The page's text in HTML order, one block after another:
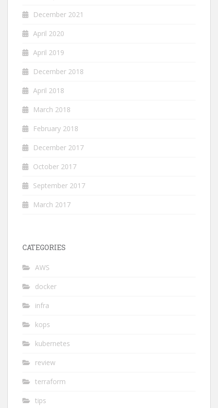
December 2021
April 2020
April 2019
December 2018
April 2018
March 2018
February 2018
December 2017
October 2017
September 2017
March 2017
CATEGORIES
AWS
docker
infra
kops
kubernetes
review
terraform
tips